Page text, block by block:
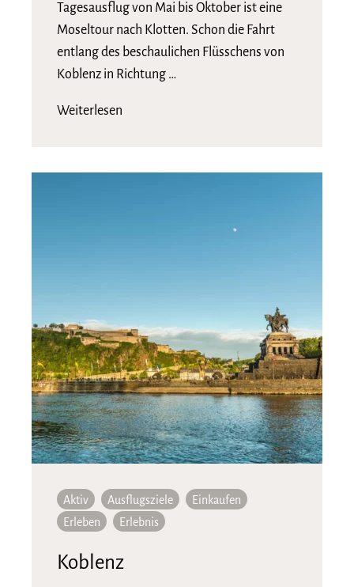
Tagesausflug von Mai bis Oktober ist eine
Moseltour nach Klotten. Schon die Fahrt
entlang des beschaulichen Flüsschens von
Koblenz in Richtung …
Weiterlesen
Aktiv Ausflugsziele
Einkaufen
Erleben
Erlebnis
Koblenz